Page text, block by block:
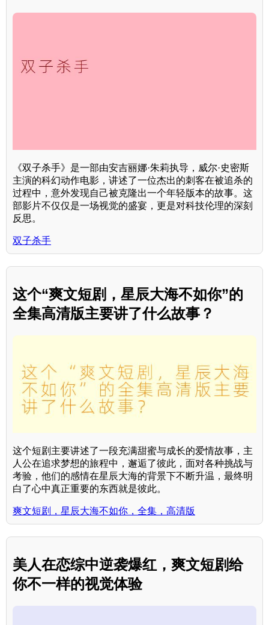
《双子杀手》是一部由安吉丽娜·朱莉执导，威尔·史密斯
主演的科幻动作电影，讲述了一位杰出的刺客在被追杀的
过程中，意外发现自己被克隆出一个年轻版本的故事。这
部影片不仅仅是一场视觉的盛宴，更是对科技伦理的深刻
反思。
双子杀手
这个“爽文短剧，星辰大海不如你”的
全集高清版主要讲了什么故事？
这个短剧主要讲述了一段充满甜蜜与成长的爱情故事，主
人公在追求梦想的旅程中，邂逅了彼此，面对各种挑战与
考验，他们的感情在星辰大海的背景下不断升温，最终明
白了心中真正重要的东西就是彼此。
爽文短剧，星辰大海不如你，全集，高清版
美人在恋综中逆袭爆红，爽文短剧给
你不一样的视觉体验